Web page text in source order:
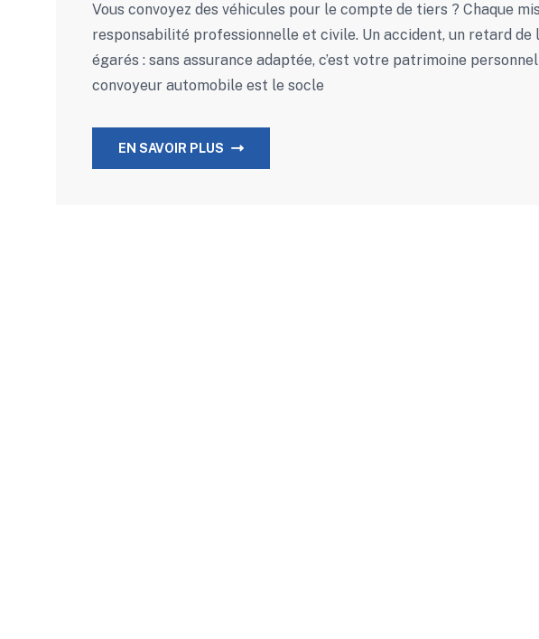
Vous convoyez des véhicules pour le compte de tiers ? Chaque
responsabilité professionnelle et civile. Un accident, un retard de
égarés : sans assurance adaptée, c’est votre patrimoine
convoyeur automobile est le socle
EN SAVOIR PLUS